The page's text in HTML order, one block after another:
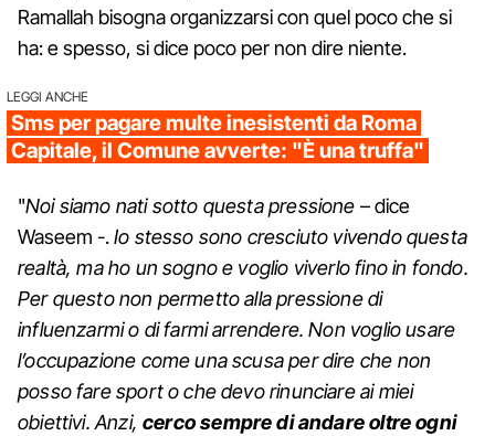
Ramallah bisogna organizzarsi con quel poco che si
ha: e spesso, si dice poco per non dire niente.
LEGGI ANCHE
Sms per pagare multe inesistenti da Roma
Capitale, il Comune avverte: "È una truffa"
"Noi siamo nati sotto questa pressione – dice
Waseem -.Io stesso sono cresciuto vivendo questa
realtà, ma ho un sogno e voglio viverlo fino in fondo.
Per questo non permetto alla pressione di
influenzarmi o di farmi arrendere. Non voglio usare
l’occupazione come una scusa per dire che non
posso fare sport o che devo rinunciare ai miei
obiettivi. Anzi,cerco sempre di andare oltre ogni